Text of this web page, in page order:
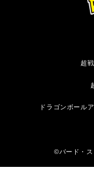
超
ドラゴンボール
©バード・ス